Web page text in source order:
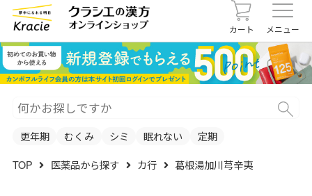
カート メニュー
更年期 むくみ シミ 眠れない 定期
TOP 医薬品から探す カ行 葛根湯加川芎辛夷